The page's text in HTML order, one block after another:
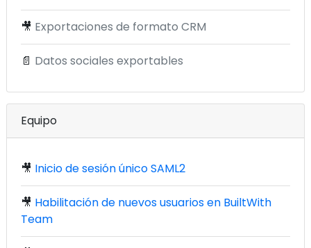
🎥 Exportaciones de formato CRM
📄 Datos sociales exportables
Equipo
🎥 Inicio de sesión único SAML2
🎥 Habilitación de nuevos usuarios en BuiltWith
Team